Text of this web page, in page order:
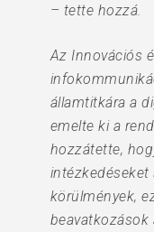
– tette hozzá.
Az Innovációs
államtitkára a
emelte ki a
hozzátette,
körülmények,
beavatkozások